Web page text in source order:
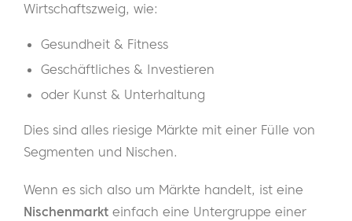
Wirtschaftszweig, wie:
Gesundheit & Fitness
Geschäftliches & Investieren
oder Kunst & Unterhaltung
Dies sind alles riesige Märkte mit einer Fülle von
Segmenten und Nischen.
Wenn es sich also um Märkte handelt, ist eine
Nischenmarkt einfach eine Untergruppe einer